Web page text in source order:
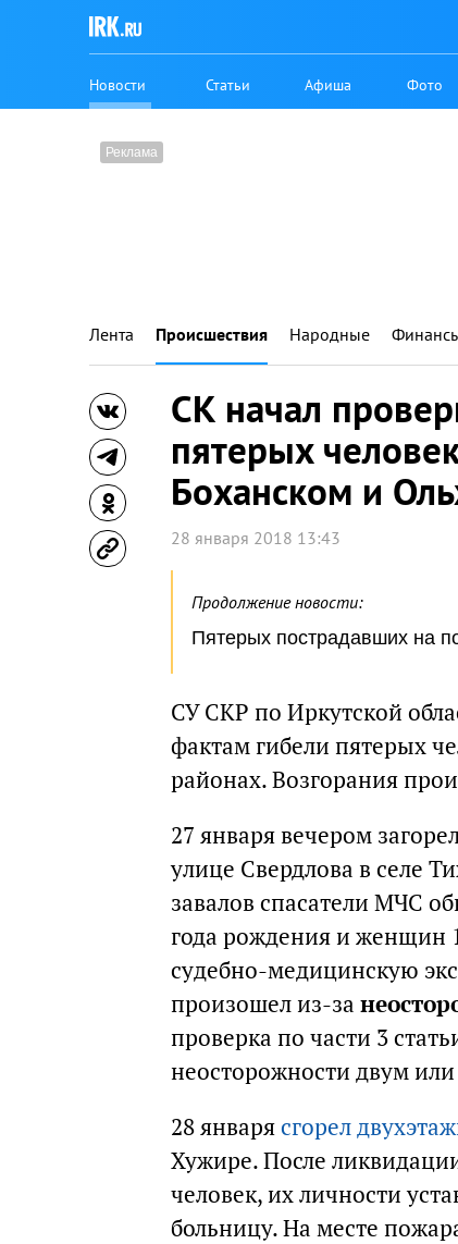
Новости Статьи Афиша Фото
Лента Происшествия Народные
СК начал
пятерых
Боханском и
28 января 2018 13:43
Продолжение новости:
Пятерых пострадавших на
СУ СКР по Иркутской
фактам гибели пятерых
районах. Возгорания
27 января вечером
улице Свердлова в селе
завалов спасатели МЧС
года рождения и женщин
судебно-медицинскую
произошел из-за
проверка по части 3
неосторожности двум
28 январясгорел
Хужире. После
человек, их личности
больницу. На месте